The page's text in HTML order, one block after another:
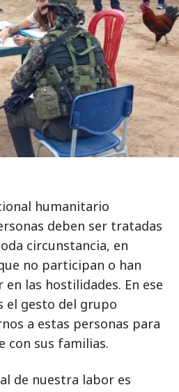
humanitario
deben ser tratadas
circunstancia, en
no participan o han
las hostilidades. En ese
el gesto del grupo
a estas personas para
con sus familias.
de nuestra labor es